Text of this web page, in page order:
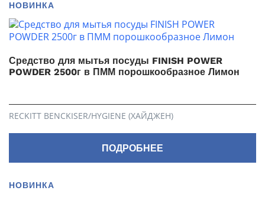
НОВИНКА
Средство для мытья посуды FINISH POWER
POWDER 2500г в ПММ порошкообразное Лимон
RECKITT BENCKISER/HYGIENE (ХАЙДЖЕН)
ПОДРОБНЕЕ
НОВИНКА